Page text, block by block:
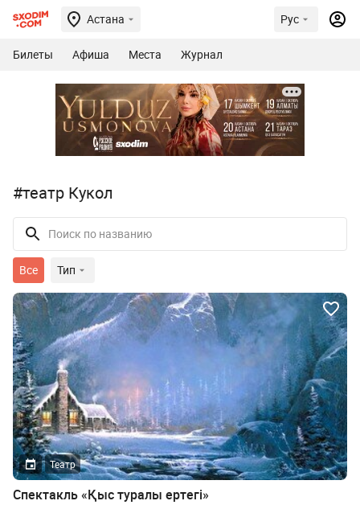
Астана Рус
Билеты Афиша Места Журнал
#театр Кукол
Все Тип
Театр
Спектакль «Қыс туралы ертегі»